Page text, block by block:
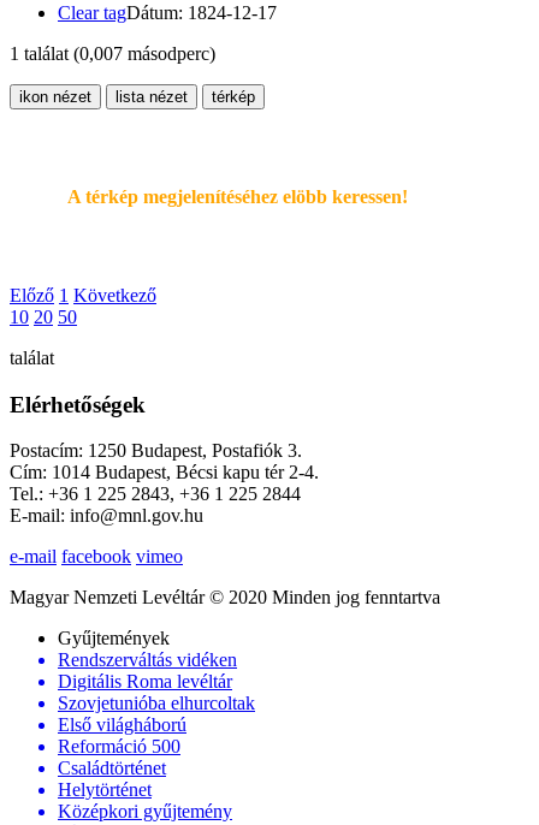
Clear tagDátum: 1824-12-17
1 találat (0,007 másodperc)
ikon nézet lista nézet térkép
A térkép megjelenítéséhez elöbb keressen!
Előző 1 Következő
10 20 50
találat
Elérhetőségek
Postacím: 1250 Budapest, Postafiók 3.
Cím: 1014 Budapest, Bécsi kapu tér 2-4.
Tel.: +36 1 225 2843, +36 1 225 2844
E-mail: info@mnl.gov.hu
e-mail facebook vimeo
Magyar Nemzeti Levéltár © 2020 Minden jog fenntartva
Gyűjtemények
Rendszerváltás vidéken
Digitális Roma levéltár
Szovjetunióba elhurcoltak
Első világháború
Reformáció 500
Családtörténet
Helytörténet
Középkori gyűjtemény